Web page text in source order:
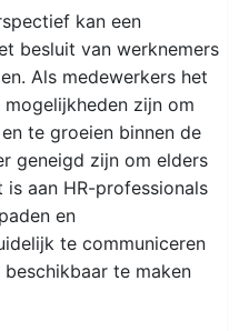
kan een
besluit van werknemers
Als medewerkers het
zijn om
te groeien binnen de
geneigd zijn om elders
is aan HR-professionals
en
te communiceren
te maken